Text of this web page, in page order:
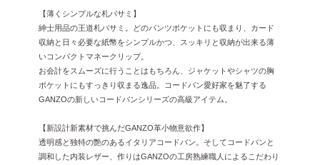
【薄くシンプルな札バサミ】
紳士用品の王道札バサミ。どのパンツポケットにも収まり、カード
収納と日々必要な紙幣をシンプルかつ、スッキリと収納が出来る薄
いコンパクトマネークリップ。
お会計をスムーズに行うことはもちろん、ジャケットやシャツの胸
ポケットにもすっきり収まる逸品。コードバン愛好家を魅了する
GANZOの新しいコードバンシリーズの高級アイテム。
【新設計新素材で挑んだGANZO革小物意欲作】
透明感と独特の艶のあるイタリアコードバン。そしてコードバンと
調和した内装レザー、作りはGANZOの工房熟練職人によるこだわり